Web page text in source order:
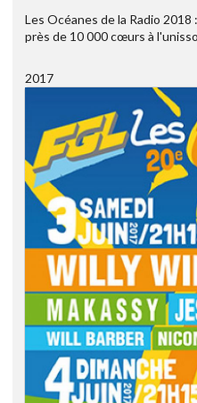
Les Océanes de la Radio
près de 10 000 cœurs à
2017